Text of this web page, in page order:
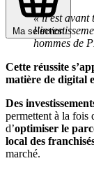
Ma sélection
« il est avant
hommes de
Cette réussite
matière de digital
Des
permettent à la fois
d’optimiser le
local des
marché.